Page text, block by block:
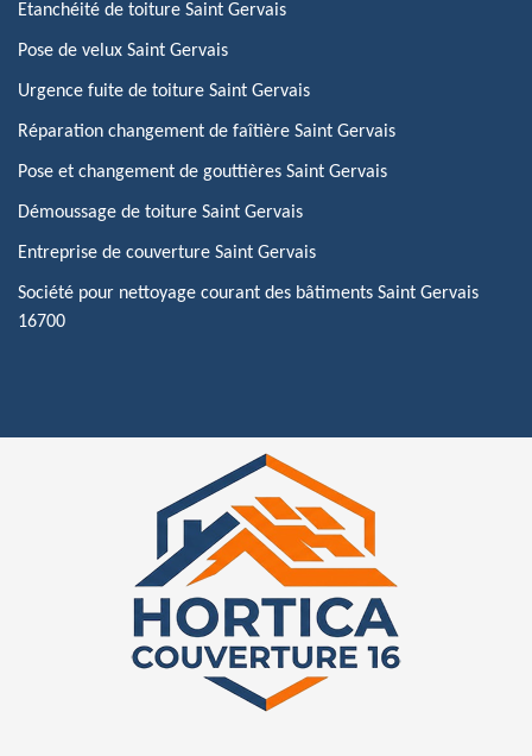
Etanchéité de toiture Saint Gervais
Pose de velux Saint Gervais
Urgence fuite de toiture Saint Gervais
Réparation changement de faîtière Saint Gervais
Pose et changement de gouttières Saint Gervais
Démoussage de toiture Saint Gervais
Entreprise de couverture Saint Gervais
Société pour nettoyage courant des bâtiments Saint Gervais
16700